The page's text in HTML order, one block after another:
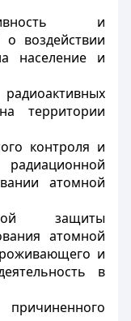
и
воздействии
население и
территории
контроля и
атомной
защиты
атомной
и
в